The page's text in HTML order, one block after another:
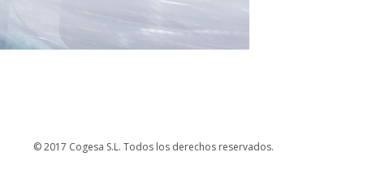
© 2017 Cogesa S.L. Todos los derechos reservados.